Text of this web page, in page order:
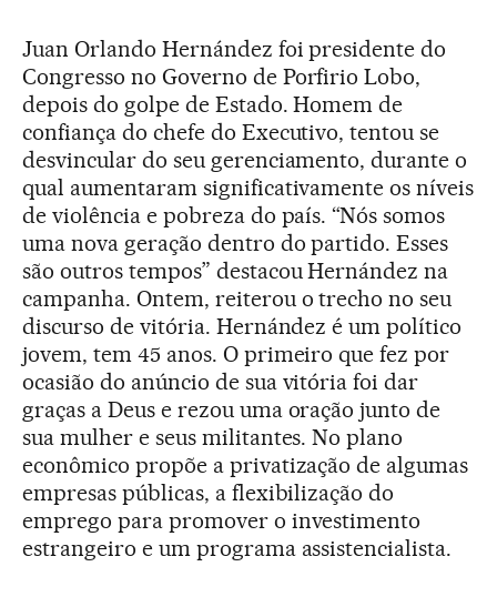
Juan Orlando Hernández foi presidente do
Congresso no Governo de Porfirio Lobo,
depois do golpe de Estado. Homem de
confiança do chefe do Executivo, tentou se
desvincular do seu gerenciamento, durante o
qual aumentaram significativamente os níveis
de violência e pobreza do país. “Nós somos
uma nova geração dentro do partido. Esses
são outros tempos” destacou Hernández na
campanha. Ontem, reiterou o trecho no seu
discurso de vitória. Hernández é um político
jovem, tem 45 anos. O primeiro que fez por
ocasião do anúncio de sua vitória foi dar
graças a Deus e rezou uma oração junto de
sua mulher e seus militantes. No plano
econômico propõe a privatização de algumas
empresas públicas, a flexibilização do
emprego para promover o investimento
estrangeiro e um programa assistencialista.